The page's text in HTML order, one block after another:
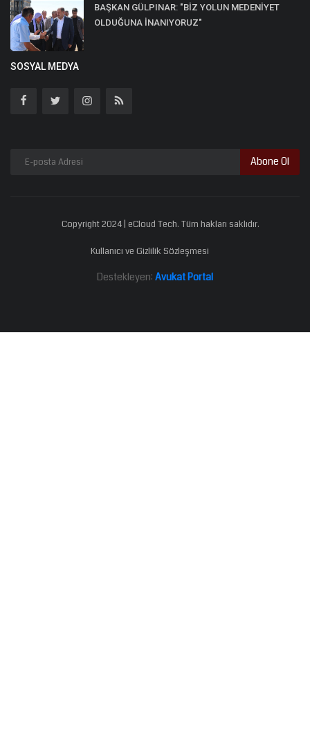
BAŞKAN GÜLPINAR: "BİZ YOLUN MEDENİYET
OLDUĞUNA İNANIYORUZ"
SOSYAL MEDYA
Abone Ol
Copyright 2024 | eCloud Tech. Tüm hakları saklıdır.
Kullanıcı ve Gizlilik Sözleşmesi
Destekleyen: Avukat Portal